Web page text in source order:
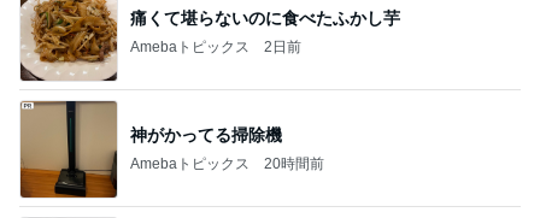
痛くて堪らないのに食べたふかし芋
Amebaトピックス 2日前
神がかってる掃除機
Amebaトピックス 20時間前